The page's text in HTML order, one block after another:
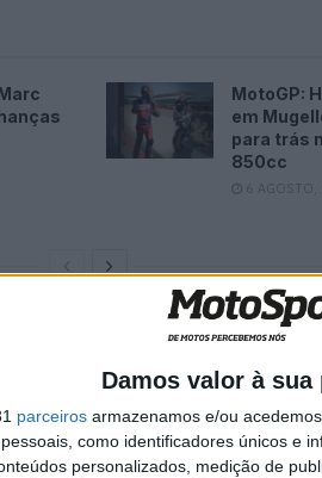
Damos valor à sua
parceiros armazenamos e/ou
como identificadores únicos e
personalizados, medição de
MotoGP:
em
para trás
850cc
6 AGOSTO,
hoje foi bom. Conseguimos manter o
muito a minha prestação. Esta
e ainda por cima sendo o
unida e cumpriu o objetivo de